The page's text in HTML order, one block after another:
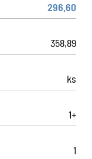
296,60
358,89
ks
1+
1